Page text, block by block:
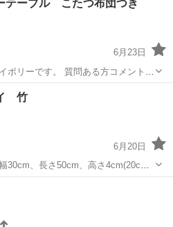
ーブル こたつ布団つき
6月23日
ボリーです。 質問ある方コメントお
テーブル
竹
6月20日
安であることをご了承ください。
で、ご理解いただければと思いま